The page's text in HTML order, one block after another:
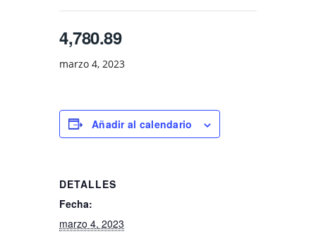
4,780.89
marzo 4, 2023
Añadir al calendario
DETALLES
Fecha:
marzo 4, 2023